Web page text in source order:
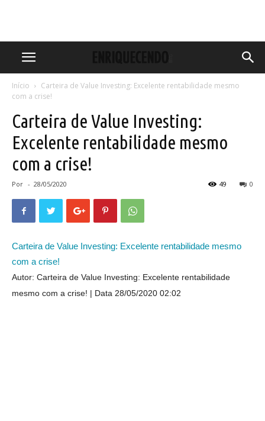
Início
Carteira de Value Investing: Excelente rentabilidade mesmo
com a crise!
Carteira de Value Investing:
Excelente rentabilidade mesmo
com a crise!
Por - 28/05/2020 0
49
Carteira de Value Investing: Excelente rentabilidade mesmo
com a crise!
Autor: Carteira de Value Investing: Excelente rentabilidade
mesmo com a crise!
Data 28/05/2020 02:02